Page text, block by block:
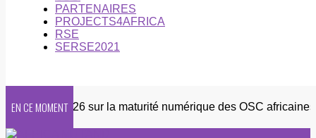
PARTENAIRES
PROJECTS4AFRICA
RSE
SERSE2021
EN CE MOMENT
2026 sur la maturité numérique des OSC africaines